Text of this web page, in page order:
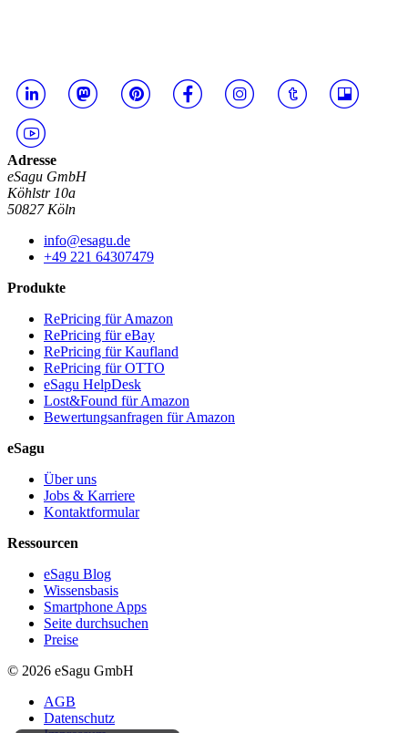
Adresse
eSagu GmbH
Köhlstr 10a
50827 Köln
info@esagu.de
+49 221 64307479
Produkte
RePricing für Amazon
RePricing für eBay
RePricing für Kaufland
RePricing für OTTO
eSagu HelpDesk
Lost&Found für Amazon
Bewertungsanfragen für Amazon
eSagu
Über uns
Jobs & Karriere
Kontaktformular
Ressourcen
eSagu Blog
Wissensbasis
Smartphone Apps
Seite durchsuchen
Preise
© 2026 eSagu GmbH
AGB
Datenschutz